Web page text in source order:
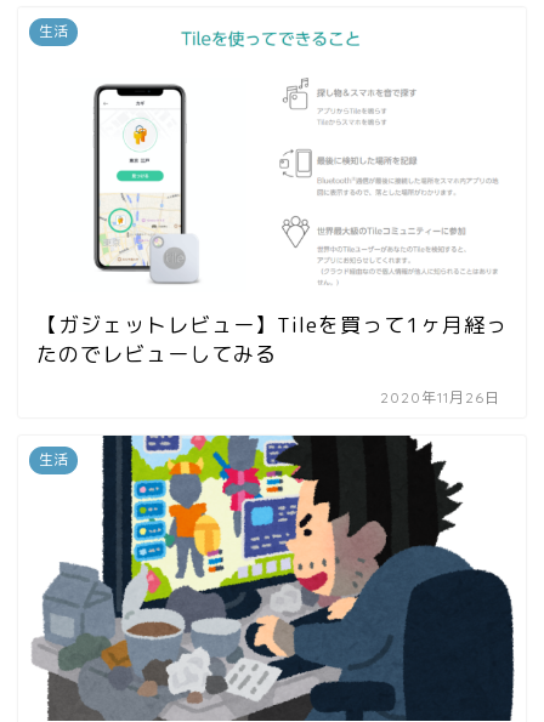
生活
【ガジェットレビュー】Tileを買って1ヶ月経っ
たのでレビューしてみる
2020年11月26日
生活